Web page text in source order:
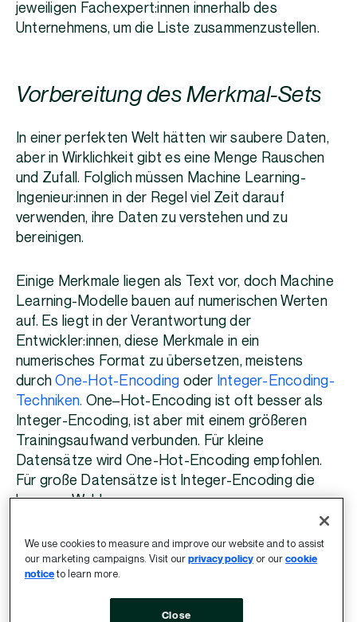
jeweiligen Fachexpert:innen innerhalb des
Unternehmens, um die Liste zusammenzustellen.
Vorbereitung des Merkmal-Sets
In einer perfekten Welt hätten wir saubere Daten,
aber in Wirklichkeit gibt es eine Menge Rauschen
und Zufall. Folglich müssen Machine Learning-
Ingenieur:innen in der Regel viel Zeit darauf
verwenden, ihre Daten zu verstehen und zu
bereinigen.
Einige Merkmale liegen als Text vor, doch Machine
Learning-Modelle bauen auf numerischen Werten
auf. Es liegt in der Verantwortung der
Entwickler:innen, diese Merkmale in ein
numerisches Format zu übersetzen, meistens
durchOne-Hot-Encoding oder Integer-Encoding-
Techniken. One– Hot-Encoding ist oft besser als
Integer-Encoding, ist aber mit einem größeren
Trainingsaufwand verbunden. Für kleine
Datensätze wird One-Hot-Encoding empfohlen.
Für große Datensätze ist Integer-Encoding die
bessere Wahl.
Reduzierung des Merkmal-Sets
Als nächstes versuchen Sie, die Anzahl der
We use cookies to measure and improve our website and to assist
our marketing campaigns. Visit our privacy policy or ourcookie
noticeto learn more.
Close